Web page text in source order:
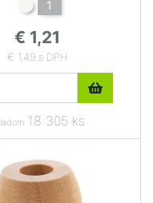
1
€ 1,21
€ 1,49 s DPH
18 305 ks